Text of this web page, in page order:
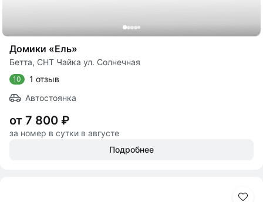
Домики «Ель»
Бетта, СНТ Чайка ул. Солнечная
10
1 отзыв
Автостоянка
от 7 800 ₽
за номер в сутки в августе
Подробнее